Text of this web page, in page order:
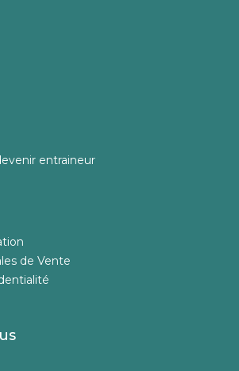
entraineur
de Vente